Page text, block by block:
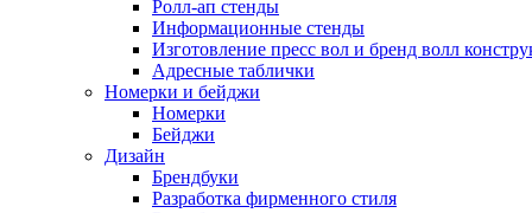
Ролл-ап стенды
Информационные стенды
Изготовление пресс вол и бренд волл
Адресные таблички
Номерки и бейджи
Номерки
Бейджи
Дизайн
Брендбуки
Разработка фирменного стиля